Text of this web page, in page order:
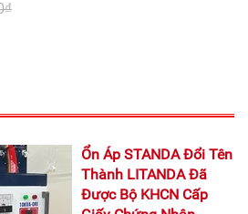
Ổn Áp STANDA Đổi Tên
Thành LITANDA Đã
Được Bộ KHCN Cấp